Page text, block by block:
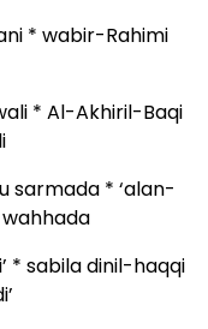
* wabir-Rahimi
* Al-Akhiril-Baqi
sarmada * ‘alan-
* sabila dinil-haqqi